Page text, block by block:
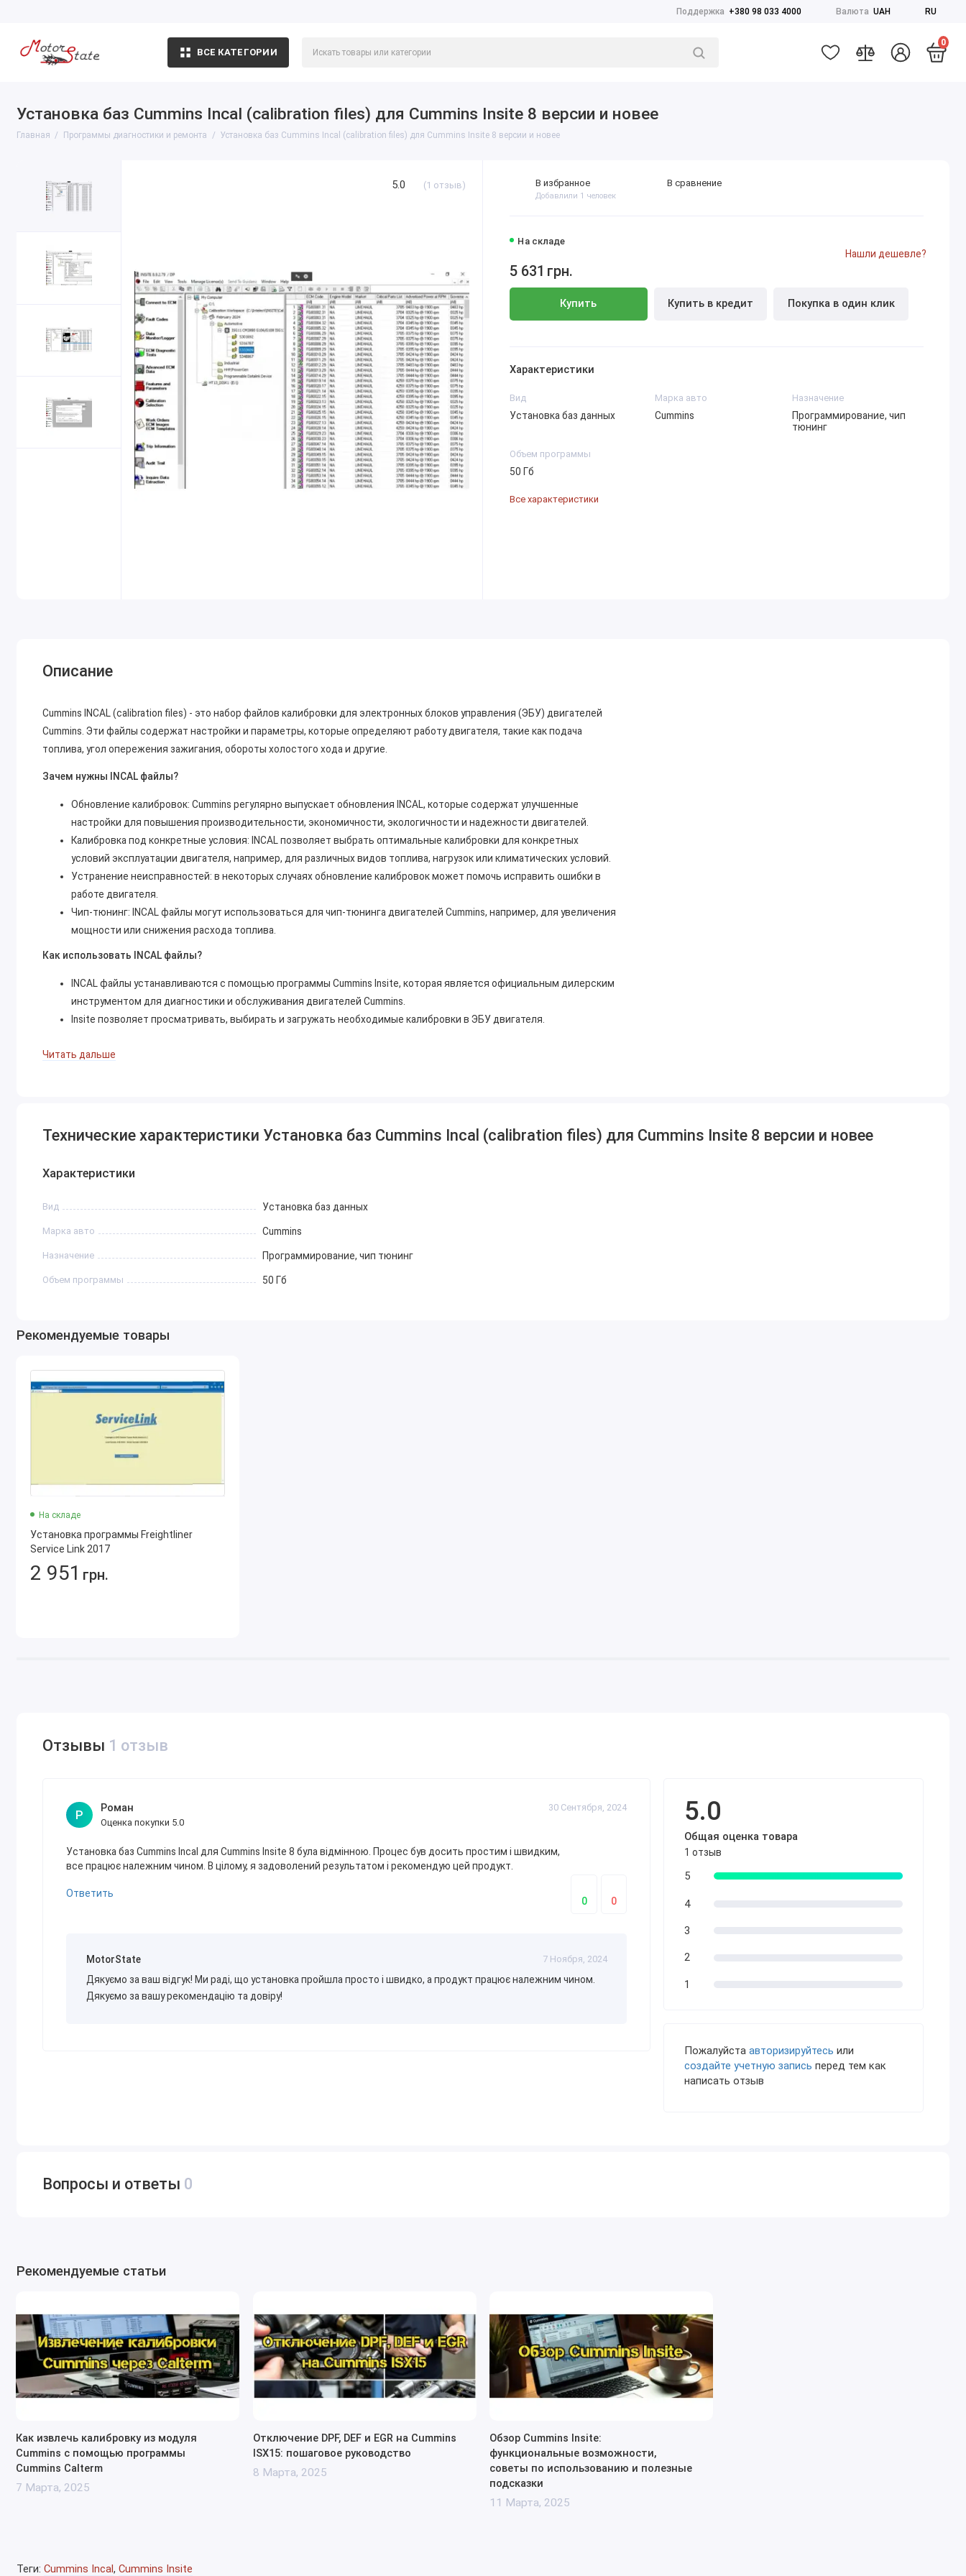
Поддержка +380 98 033 4000 Валюта UAH RU
ВСЕ КАТЕГОРИИ
0
Установка баз Cummins Incal (calibration files) для Cummins Insite 8 версии и новее
Главная Программы диагностики и ремонта Установка баз Cummins Incal (calibration files) для Cummins Insite 8 версии и новее
5.0 (1 отзыв)
На складе
5 631 грн.
Купить Купить в кредит Покупка в один клик
Нашли дешевле?
В избранное
Добавлили 1 человек
В сравнение
Характеристики
Вид
Установка баз данных
Марка авто
Cummins
Назначение
Программирование, чип
тюнинг
Объем программы
50 Гб
Все характеристики
Описание
Cummins INCAL (calibration files) - это набор файлов калибровки для электронных блоков управления (ЭБУ) двигателей
Cummins. Эти файлы содержат настройки и параметры, которые определяют работу двигателя, такие как подача
топлива, угол опережения зажигания, обороты холостого хода и другие.
Зачем нужны INCAL файлы?
Обновление калибровок: Cummins регулярно выпускает обновления INCAL, которые содержат улучшенные
настройки для повышения производительности, экономичности, экологичности и надежности двигателей.
Калибровка под конкретные условия: INCAL позволяет выбрать оптимальные калибровки для конкретных
условий эксплуатации двигателя, например, для различных видов топлива, нагрузок или климатических условий.
Устранение неисправностей: в некоторых случаях обновление калибровок может помочь исправить ошибки в
работе двигателя.
Чип-тюнинг: INCAL файлы могут использоваться для чип-тюнинга двигателей Cummins, например, для увеличения
мощности или снижения расхода топлива.
Как использовать INCAL файлы?
INCAL файлы устанавливаются с помощью программы Cummins Insite, которая является официальным дилерским
инструментом для диагностики и обслуживания двигателей Cummins.
Insite позволяет просматривать, выбирать и загружать необходимые калибровки в ЭБУ двигателя.
профессиональному ПО. Для проведения установки необходимо наличие программы удаленного доступа на Вашем
Читать дальше
Технические характеристики Установка баз Cummins Incal (calibration files) для Cummins Insite 8 версии и новее
Характеристики
Вид Установка баз данных
Марка авто Cummins
Назначение Программирование, чип тюнинг
Объем программы 50 Гб
Рекомендуемые товары
На складе
Установка программы Freightliner
Service Link 2017
2 951 грн.
Отзывы 1 отзыв
Р
Роман
Оценка покупки 5.0
30 Сентября, 2024
Установка баз Cummins Incal для Cummins Insite 8 була відмінною. Процес був досить простим і швидким,
все працює належним чином. В цілому, я задоволений результатом і рекомендую цей продукт.
Ответить
0 0
MotorState 7 Ноября, 2024
Дякуємо за ваш відгук! Ми раді, що установка пройшла просто і швидко, а продукт працює належним чином.
Дякуємо за вашу рекомендацію та довіру!
5.0
Общая оценка товара
1 отзыв
5
4
3
2
1
Пожалуйста авторизируйтесь или
создайте учетную запись перед тем как
написать отзыв
Вопросы и ответы 0
Рекомендуемые статьи
Как извлечь калибровку из модуля
Cummins с помощью программы
Cummins Calterm
7 Марта, 2025
Отключение DPF, DEF и EGR на Cummins
ISX15: пошаговое руководство
8 Марта, 2025
Обзор Cummins Insite:
функциональные возможности,
советы по использованию и полезные
подсказки
11 Марта, 2025
Теги: Cummins Incal, Cummins Insite